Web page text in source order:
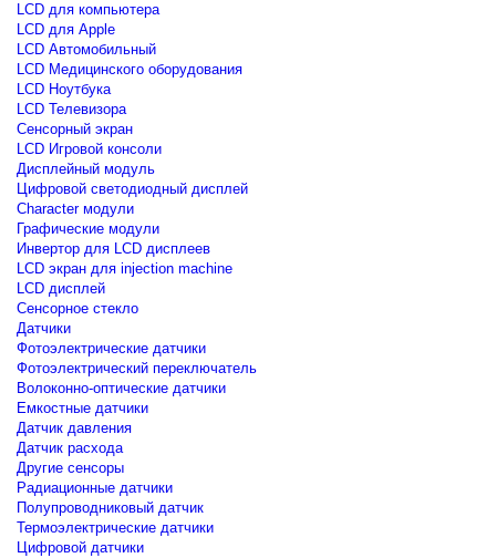
LCD для компьютера
LCD для Apple
LCD Автомобильный
LCD Медицинского оборудования
LCD Ноутбука
LCD Телевизора
Сенсорный экран
LCD Игровой консоли
Дисплейный модуль
Цифровой светодиодный дисплей
Сharacter модули
Графические модули
Инвертор для LCD дисплеев
LCD экран для injection machine
LCD дисплей
Сенсорное стекло
Датчики
Фотоэлектрические датчики
Фотоэлектрический переключатель
Волоконно-оптические датчики
Емкостные датчики
Датчик давления
Датчик расхода
Другие сенсоры
Радиационные датчики
Полупроводниковый датчик
Термоэлектрические датчики
Цифровой датчики